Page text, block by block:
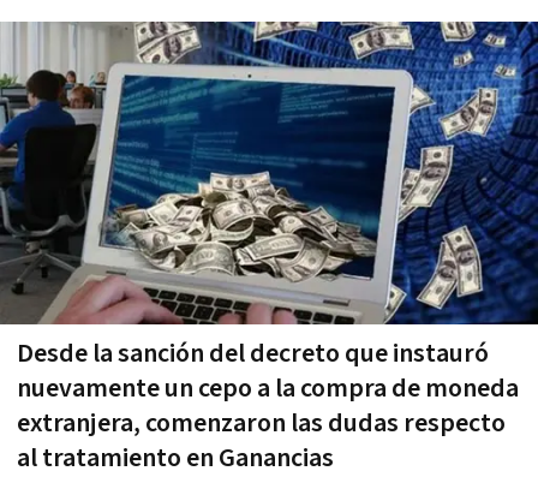
Desde la sanción del decreto que instauró
nuevamente un cepo a la compra de moneda
extranjera, comenzaron las dudas respecto
al tratamiento en Ganancias